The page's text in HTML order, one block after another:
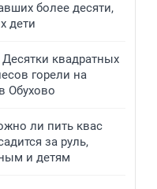
более десяти,
дети
Десятки квадратных
горели на
Обухово
ли пить квас
за руль,
и детям